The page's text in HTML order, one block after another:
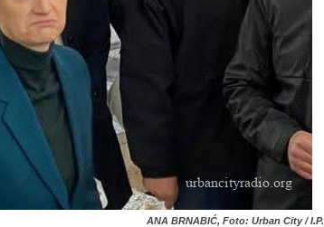
ANA BRNABIĆ, Foto: Urban City / I.P.